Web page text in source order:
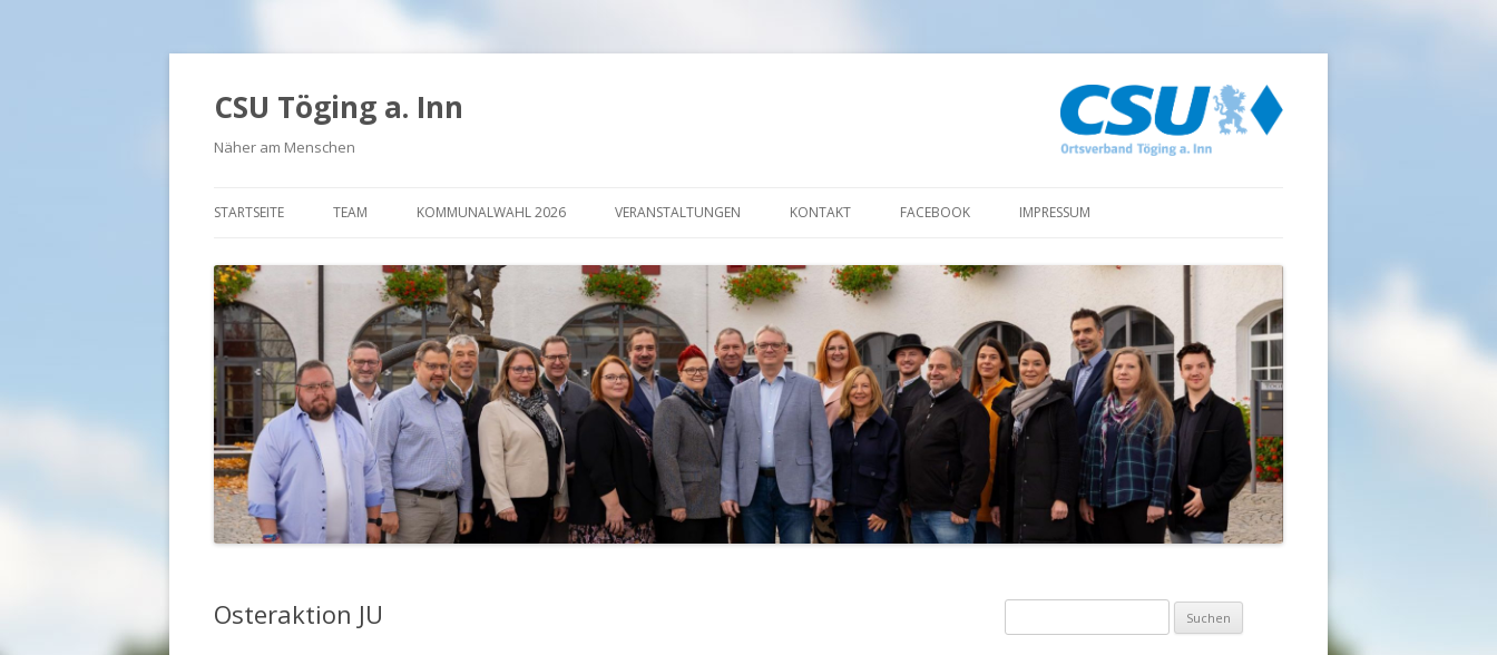
CSU Töging a. Inn
Näher am Menschen
STARTSEITE TEAM
VORSTAND FU
VORSTAND JU
KOMMUNALWAHL 2026 VERANSTALTUNGEN KONTAKT FACEBOOK IMPRESSUM
Osteraktion JU
nach: